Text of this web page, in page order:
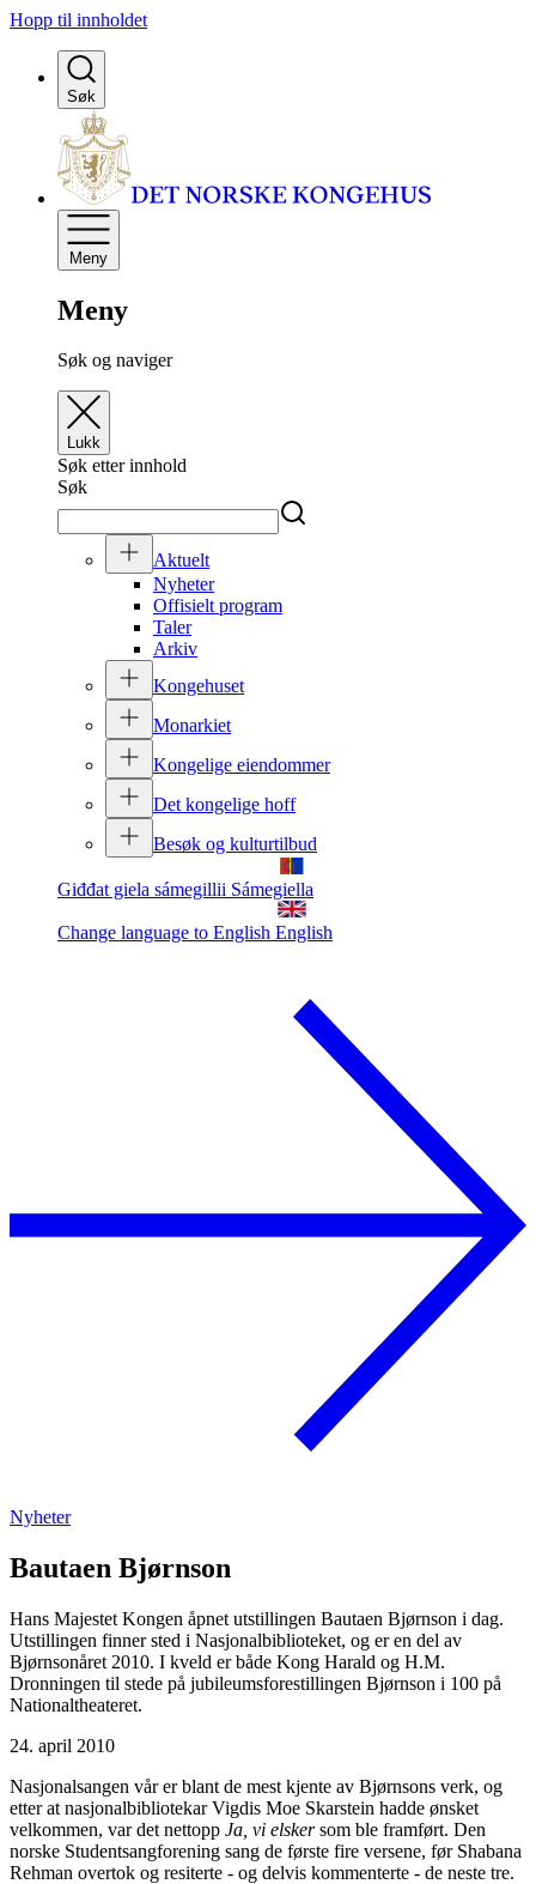
Hopp til innholdet
Søk
Meny
Meny
Søk og naviger
Lukk
Søk etter innhold
Søk
Aktuelt
Nyheter
Offisielt program
Taler
Arkiv
Kongehuset
Monarkiet
Kongelige eiendommer
Det kongelige hoff
Besøk og kulturtilbud
Giđđat giela sámegillii Sámegiella
Change language to English English
Nyheter
Bautaen Bjørnson
Hans Majestet Kongen åpnet utstillingen Bautaen Bjørnson i dag.
Utstillingen finner sted i Nasjonalbiblioteket, og er en del av
Bjørnsonåret 2010. I kveld er både Kong Harald og H.M.
Dronningen til stede på jubileumsforestillingen Bjørnson i 100 på
Nationaltheateret.
24. april 2010
Nasjonalsangen vår er blant de mest kjente av Bjørnsons verk, og
etter at nasjonalbibliotekar Vigdis Moe Skarstein hadde ønsket
velkommen, var det nettopp Ja, vi elskersom ble framført. Den
norske Studentsangforening sang de første fire versene, før Shabana
Rehman overtok og resiterte - og delvis kommenterte - de neste tre.